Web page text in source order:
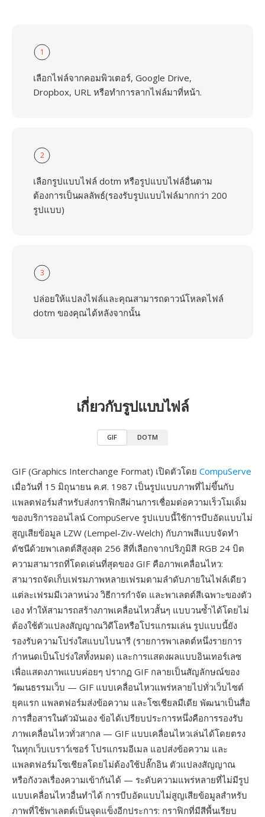
1
เลือกไฟล์จากคอมพิวเตอร์, Google Drive,
Dropbox, URL หรือทำการลากไฟล์มาที่หน้า.
2
เลือกรูปแบบไฟล์ dotm หรือรูปแบบไฟล์อื่นตาม
ต้องการเป็นผลลัพธ์(รองรับรูปแบบไฟล์มากกว่า 200
รูปแบบ)
3
ปล่อยให้แปลงไฟล์และคุณสามารถดาวน์โหลดไฟล์
dotm ของคุณได้หลังจากนั้น
เกี่ยวกับรูปแบบไฟล์
GIF DOTM
GIF (Graphics Interchange Format) เปิดตัวโดย CompuServe
เมื่อวันที่ 15 มิถุนายน ค.ศ. 1987 เป็นรูปแบบภาพที่ไม่ขึ้นกับ
แพลตฟอร์มสำหรับส่งกราฟิกสีผ่านการเชื่อมต่อความเร็วโมเด็ม
ของบริการออนไลน์ CompuServe รูปแบบนี้ใช้การบีบอัดแบบไม่
สูญเสียข้อมูล LZW (Lempel-Ziv-Welch) กับภาพสีแบบจัดทำ
ดัชนีด้วยพาเลตต์สีสูงสุด 256 สีที่เลือกจากปริภูมิสี RGB 24 บิต
ความสามารถที่โดดเด่นที่สุดของ GIF คือภาพเคลื่อนไหว:
สามารถจัดเก็บเฟรมภาพหลายเฟรมตามลำดับภายในไฟล์เดียว
แต่ละเฟรมมีเวลาหน่วง วิธีการกำจัด และพาเลตต์สีเฉพาะของตัว
เอง ทำให้สามารถสร้างภาพเคลื่อนไหวสั้นๆ แบบวนซ้ำได้โดยไม่
ต้องใช้ตัวแปลงสัญญาณวิดีโอหรือโปรแกรมเล่น รูปแบบนี้ยัง
รองรับความโปร่งใสแบบไบนารี (รายการพาเลตต์หนึ่งรายการ
กำหนดเป็นโปร่งใสทั้งหมด) และการแสดงผลแบบอินเทอร์เลซ
เพื่อแสดงภาพแบบค่อยๆ ปรากฏ GIF กลายเป็นสัญลักษณ์ของ
วัฒนธรรมเว็บ — GIF แบบเคลื่อนไหวแพร่หลายไปทั่วเว็บไซต์
ยุคแรก แพลตฟอร์มส่งข้อความ และโซเชียลมีเดีย พัฒนาเป็นสื่อ
การสื่อสารในตัวมันเอง ข้อได้เปรียบประการหนึ่งคือการรองรับ
ภาพเคลื่อนไหวทั่วสากล — GIF แบบเคลื่อนไหวเล่นได้โดยตรง
ในทุกเว็บเบราว์เซอร์ โปรแกรมอีเมล แอปส่งข้อความ และ
แพลตฟอร์มโซเชียลโดยไม่ต้องใช้ปลั๊กอิน ตัวแปลงสัญญาณ
หรือกังวลเรื่องความเข้ากันได้ — ระดับความแพร่หลายที่ไม่มีรูป
แบบเคลื่อนไหวอื่นทำได้ การบีบอัดแบบไม่สูญเสียข้อมูลสำหรับ
ภาพที่ใช้พาเลตต์เป็นจุดแข็งอีกประการ: กราฟิกที่มีสีพื้นเรียบ